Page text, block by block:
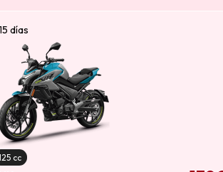
días
cc